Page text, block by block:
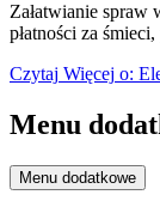
Załatwianie spraw
płatności za
Czytaj Więcej o:
Menu
Menu dodatkowe